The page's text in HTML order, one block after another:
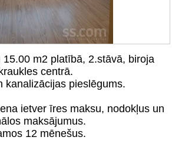
15.00 m2 platībā, 2.stāvā, biroja
centrā.
kanalizācijas pieslēgums.
ietver īres maksu, nodokļus un
maksājumus.
12 mēnešus.